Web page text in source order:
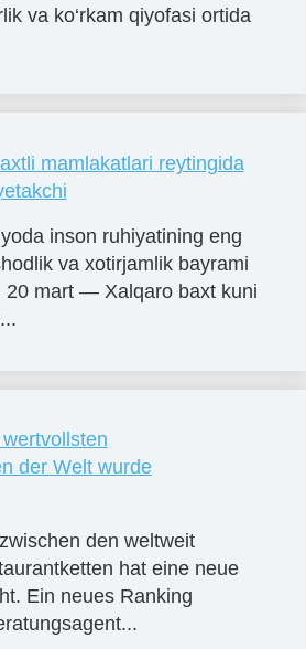
va ko‘rkam qiyofasi ortida
mamlakatlari reytingida
inson ruhiyatining eng
va xotirjamlik bayrami
20 mart — Xalqaro baxt kuni
der Welt wurde
den weltweit
hat eine neue
Ein neues Ranking